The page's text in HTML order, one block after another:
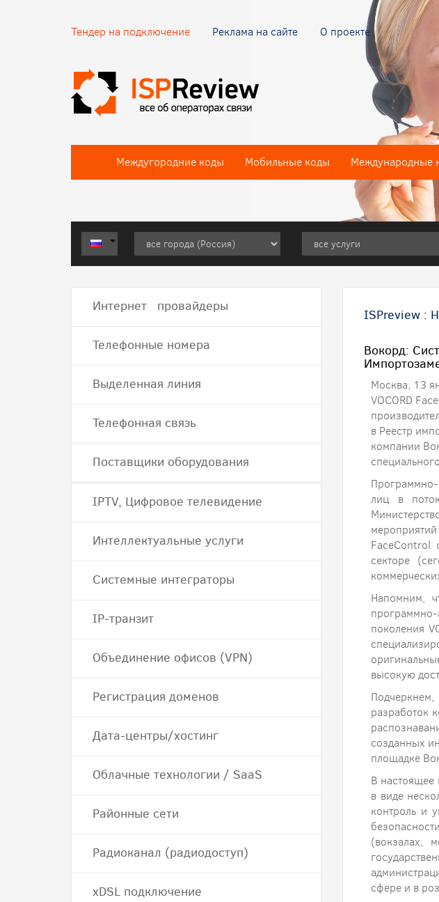
Тендер на подключение Реклама на сайте О проекте
Междугородние коды Мобильные коды Международные
ISPreview :
Вокорд:
Москва, 13
VOCORD
в Реестр
компании
лиц в
FaceControl
секторе
Напомним,
поколения
высокую
разработок
созданных
площадке
В настоящее
в виде
контроль и
(вокзалах,
сфере и в
Интернет провайдеры
Телефонные номера
Выделенная линия
Телефонная связь
Поставщики оборудования
IPTV, Цифровое телевидение
Интеллектуальные услуги
Системные интеграторы
IP-транзит
Объединение офисов (VPN)
Регистрация доменов
Дата-центры/хостинг
Облачные технологии / SaaS
Районные сети
Радиоканал (радиодоступ)
хDSL подключение